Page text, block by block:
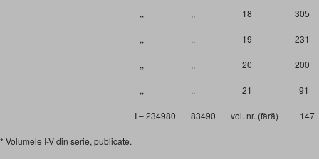
,, ,, 18 305
,, ,, 19 231
,, ,, 20 200
,, ,, 21 91
I – 234980 83490 vol. nr. (fără) 147
* Volumele I-V din serie, publicate.